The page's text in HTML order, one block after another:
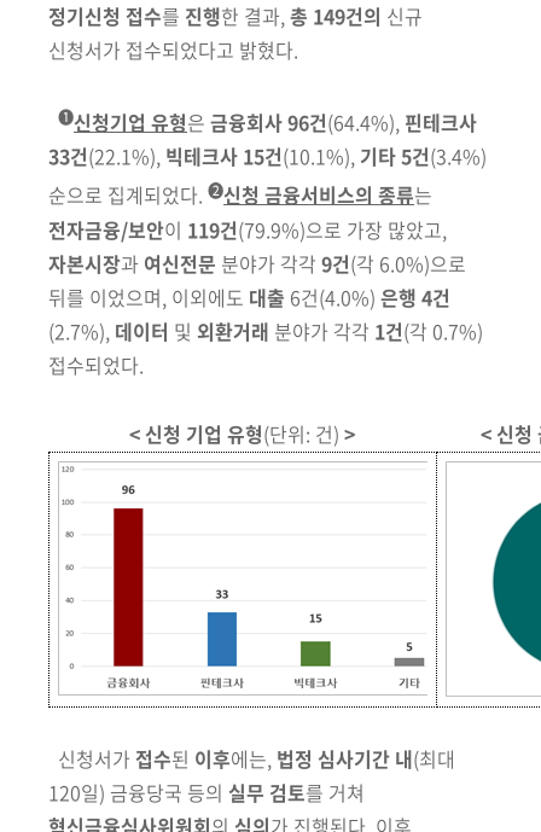
정기신청 접수를 진행한 결과,총 149건의 신규
신청서가 접수되었다고 밝혔다.
➊신청기업 유형은 금융회사96건(64.4%), 핀테크사
33건(22.1%), 빅테크사 15건(10.1%), 기타 5건(3.4%)
순으로 집계되었다. ❷신청 금융서비스의 종류는
전자금융/보안이 119건(79.9%)으로 가장 많았고,
자본시장과 여신전문 분야가 각각 9건(각 6.0%)으로
뒤를 이었으며, 이외에도 대출 6건(4.0%) 은행 4건
(2.7%), 데이터 및 외환거래 분야가 각각 1건(각 0.7%)
접수되었다.
< 신청 기업 유형(단위: 건) > < 신청
신청서가 접수된 이후에는, 법정 심사기간 내(최대
120일) 금융당국 등의 실무 검토를 거쳐
혁신금융심사위원회의 심의가 진행된다. 이후,